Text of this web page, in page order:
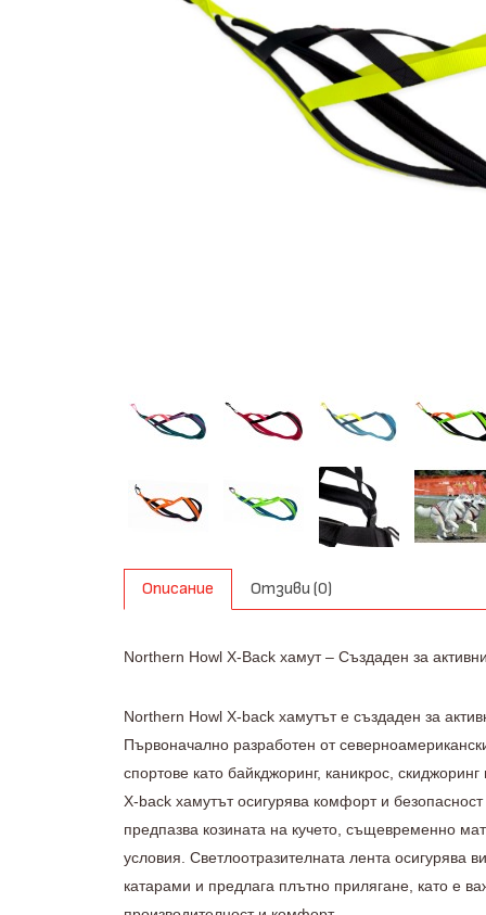
Описание Отзиви (0)
Northern Howl X-Back хамут – Създаден за
Northern Howl X-back хамутът е създаден за
Първоначално разработен от
спортове като байкджоринг, каникрос,
X-back хамутът осигурява комфорт и
предпазва козината на кучето, същевременно
условия. Светлоотразителната лента осигурява
катарами и предлага плътно прилягане, като е